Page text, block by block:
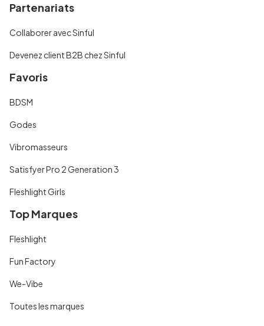
Partenariats
Collaborer avec Sinful
Devenez client B2B chez Sinful
Favoris
BDSM
Godes
Vibromasseurs
Satisfyer Pro 2 Generation 3
Fleshlight Girls
Top Marques
Fleshlight
Fun Factory
We-Vibe
Toutes les marques